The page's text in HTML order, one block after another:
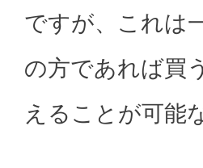
ですが、これは
の方であれば買
えることが可能